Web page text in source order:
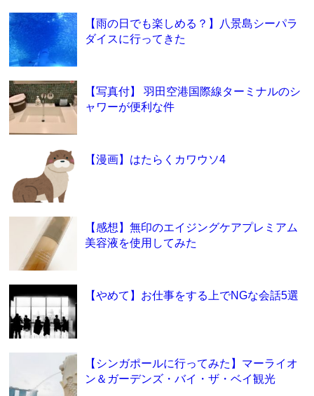
【雨の日でも楽しめる？】八景島シーパラ
ダイスに行ってきた
【写真付】 羽田空港国際線ターミナルのシ
ャワーが便利な件
【漫画】はたらくカワウソ4
【感想】無印のエイジングケアプレミアム
美容液を使用してみた
【やめて】お仕事をする上でNGな会話5選
【シンガポールに行ってみた】マーライオ
ン＆ガーデンズ・バイ・ザ・ベイ観光